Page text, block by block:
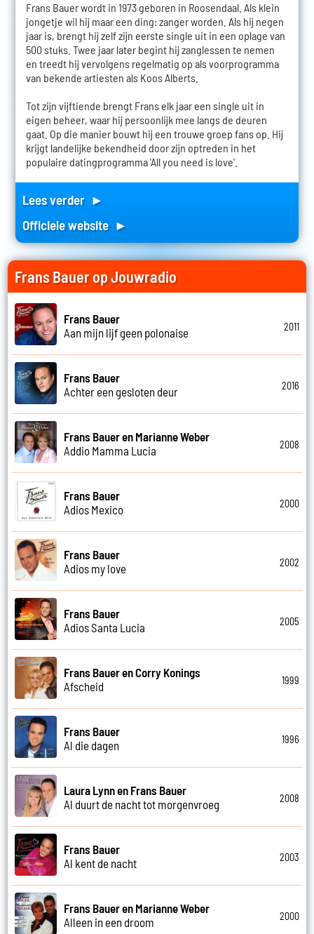
Frans Bauer wordt in 1973 geboren in Roosendaal. Als klein
jongetje wil hij maar een ding: zanger worden. Als hij negen
jaar is, brengt hij zelf zijn eerste single uit in een oplage van
500 stuks. Twee jaar later begint hij zanglessen te nemen
en treedt hij vervolgens regelmatig op als voorprogramma
van bekende artiesten als Koos Alberts.
Tot zijn vijftiende brengt Frans elk jaar een single uit in
eigen beheer, waar hij persoonlijk mee langs de deuren
gaat. Op die manier bouwt hij een trouwe groep fans op. Hij
krijgt landelijke bekendheid door zijn optreden in het
populaire datingprogramma 'All you need is love'.
Lees verder ►
Officiele website ►
Frans Bauer op Jouwradio
Frans Bauer
Aan mijn lijf geen polonaise
2011
Frans Bauer
Achter een gesloten deur
2016
Frans Bauer en Marianne Weber
Addio Mamma Lucia
2008
Frans Bauer
Adios Mexico
2000
Frans Bauer
Adios my love
2002
Frans Bauer
Adios Santa Lucia
2005
Frans Bauer en Corry Konings
Afscheid
1999
Frans Bauer
Al die dagen
1996
Laura Lynn en Frans Bauer
Al duurt de nacht tot morgenvroeg
2008
Frans Bauer
Al kent de nacht
2003
Frans Bauer en Marianne Weber
Alleen in een droom
2000